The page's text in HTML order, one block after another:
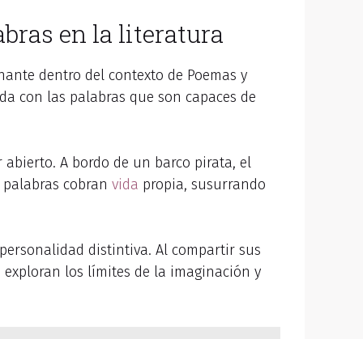
en la literatura
dentro del contexto de Poemas y
con las palabras que son capaces de
A bordo de un barco pirata, el
cobran vida propia, susurrando
distintiva. Al compartir sus
exploran los límites de la imaginación y